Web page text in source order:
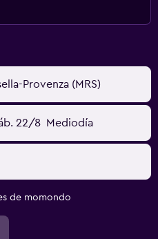
Provenza (MRS)
22/8 Mediodía
de momondo